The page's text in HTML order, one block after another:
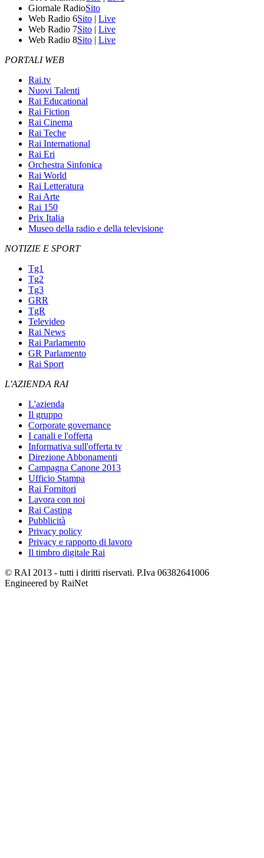
Giornale RadioSito
Web Radio 6Sito | Live
Web Radio 7Sito | Live
Web Radio 8Sito | Live
PORTALI WEB
Rai.tv
Nuovi Talenti
Rai Educational
Rai Fiction
Rai Cinema
Rai Teche
Rai International
Rai Eri
Orchestra Sinfonica
Rai World
Rai Letteratura
Rai Arte
Rai 150
Prix Italia
Museo della radio e della televisione
NOTIZIE E SPORT
Tg1
Tg2
Tg3
GRR
TgR
Televideo
Rai News
Rai Parlamento
GR Parlamento
Rai Sport
L'AZIENDA RAI
L'azienda
Il gruppo
Corporate governance
I canali e l'offerta
Informativa sull'offerta tv
Direzione Abbonamenti
Campagna Canone 2013
Ufficio Stampa
Rai Fornitori
Lavora con noi
Rai Casting
Pubblicità
Privacy policy
Privacy e rapporto di lavoro
Il timbro digitale Rai
© RAI 2013 - tutti i diritti riservati. P.Iva 06382641006
Engineered by RaiNet